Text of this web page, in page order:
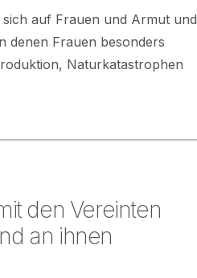
auf Frauen und Armut und
denen Frauen besonders
Naturkatastrophen
den Vereinten
an ihnen